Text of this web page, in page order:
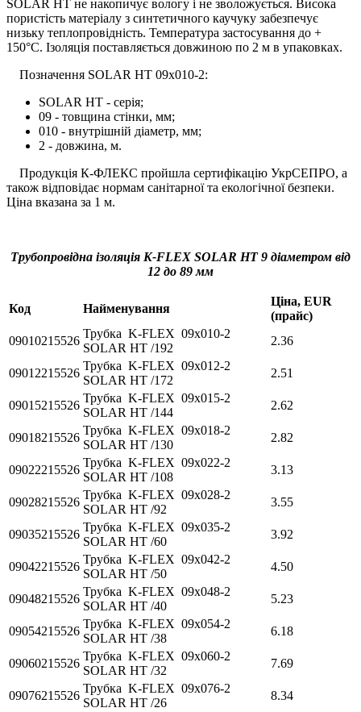
SOLAR HT не накопичує вологу і не зволожується. Висока
пористість матеріалу з синтетичного каучуку забезпечує
низьку теплопровідність. Температура застосування до +
150°С. Ізоляція поставляється довжиною по 2 м в упаковках.
Позначення SOLAR HT 09x010-2:
SOLAR HT - серія;
09 - товщина стінки, мм;
010 - внутрішній діаметр, мм;
2 - довжина, м.
Продукція К-ФЛЕКС пройшла сертифікацію УкрСЕПРО, а
також відповідає нормам санітарної та екологічної безпеки.
Ціна вказана за 1 м.
Трубопровідна ізоляція K-FLEX SOLAR HT 9 діаметром від
12 до 89 мм
Код Найменування
Ціна, EUR
(прайс)
09010215526
Трубка K-FLEX 09x010-2
SOLAR HT /192
2.36
09012215526
Трубка K-FLEX 09x012-2
SOLAR HT /172
2.51
09015215526
Трубка K-FLEX 09x015-2
SOLAR HT /144
2.62
09018215526
Трубка K-FLEX 09x018-2
SOLAR HT /130
2.82
09022215526
Трубка K-FLEX 09x022-2
SOLAR HT /108
3.13
09028215526
Трубка K-FLEX 09x028-2
SOLAR HT /92
3.55
09035215526
Трубка K-FLEX 09x035-2
SOLAR HT /60
3.92
09042215526
Трубка K-FLEX 09x042-2
SOLAR HT /50
4.50
09048215526
Трубка K-FLEX 09x048-2
SOLAR HT /40
5.23
09054215526
Трубка K-FLEX 09x054-2
SOLAR HT /38
6.18
09060215526
Трубка K-FLEX 09x060-2
SOLAR HT /32
7.69
09076215526
Трубка K-FLEX 09x076-2
SOLAR HT /26
8.34